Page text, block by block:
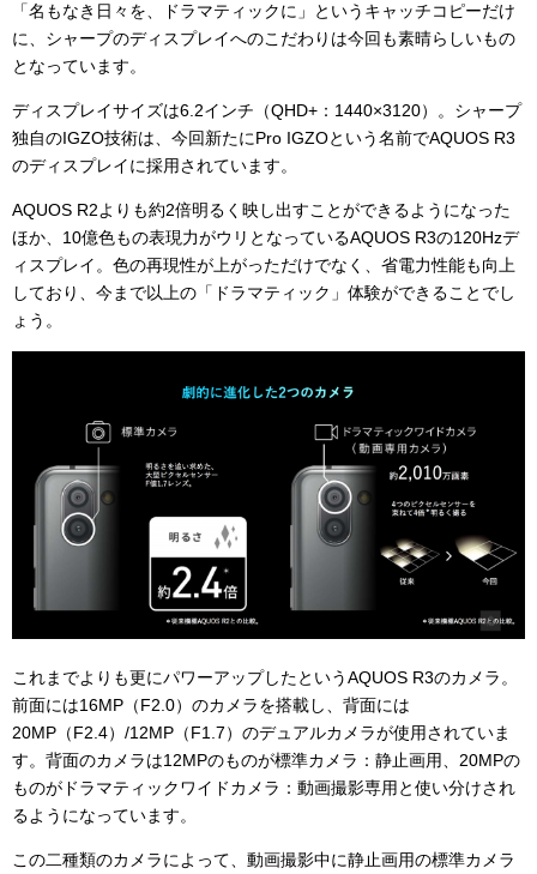
「名もなき日々を、ドラマティックに」というキャッチコピーだけ
に、シャープのディスプレイへのこだわりは今回も素晴らしいもの
となっています。
ディスプレイサイズは6.2インチ（QHD+：1440×3120）。シャープ
独自のIGZO技術は、今回新たにPro IGZOという名前でAQUOS R3
のディスプレイに採用されています。
AQUOS R2よりも約2倍明るく映し出すことができるようになった
ほか、10億色もの表現力がウリとなっているAQUOS R3の120Hzデ
ィスプレイ。色の再現性が上がっただけでなく、省電力性能も向上
しており、今まで以上の「ドラマティック」体験ができることでし
ょう。
これまでよりも更にパワーアップしたというAQUOS R3のカメラ。
前面には16MP（F2.0）のカメラを搭載し、背面には
20MP（F2.4）/12MP（F1.7）のデュアルカメラが使用されていま
す。背面のカメラは12MPのものが標準カメラ：静止画用、20MPの
ものがドラマティックワイドカメラ：動画撮影専用と使い分けされ
るようになっています。
この二種類のカメラによって、動画撮影中に静止画用の標準カメラ